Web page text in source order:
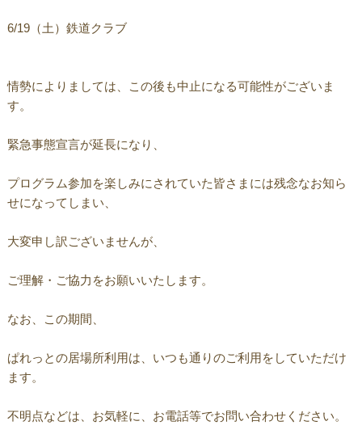
6/19（土）鉄道クラブ
情勢によりましては、この後も中止になる可能性がございま
す。
緊急事態宣言が延長になり、
プログラム参加を楽しみにされていた皆さまには残念なお知ら
せになってしまい、
大変申し訳ございませんが、
ご理解・ご協力をお願いいたします。
なお、この期間、
ぱれっとの居場所利用は、いつも通りのご利用をしていただけ
ます。
不明点などは、お気軽に、お電話等でお問い合わせください。